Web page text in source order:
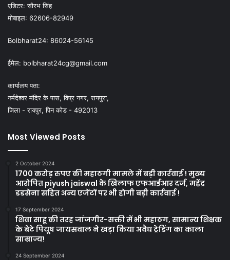
एडिटर:सौरभ सिंह
मोबाइल: 62606-82949
Bolbharat24: 86024-56145
ईमेल: bolbharat24cg@gmail.com
कार्यालय पता:
नर्मदेश्वर मंदिर के पास, विप्र नगर, रायपुरा,
जिला - रायपुर, पिन कोड - 492013
Most Viewed Posts
2 October 2024
1700 करोड़ रुपए की महाठगी मामले में बड़ी कार्रवाई ! मुख्य
आरोपित piyush jaiswal के खिलाफ एफआईआर दर्ज, महेंद्र
डडसेना सहित अन्य एजेंटों पर भी होगी बड़ी कार्रवाई !
17 September 2024
शिवा साहू की तरह जांजगीर-सक्ती में भी महाठग, सामान्य शिक्षक
के बेटे पियूष जायसवाल ने खड़ा किया अवैध ट्रेडिंग का काला
साम्राज्य!
24 September 2024